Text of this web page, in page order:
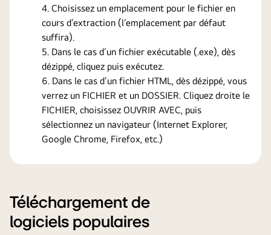
Choisissez un emplacement pour le fichier en
cours d’extraction (l’emplacement par défaut
suffira).
Dans le cas d’un fichier exécutable (.exe), dès
dézippé, cliquez puis exécutez.
Dans le cas d’un fichier HTML, dès dézippé, vous
verrez un FICHIER et un DOSSIER. Cliquez droite le
FICHIER, choisissez OUVRIR AVEC, puis
sélectionnez un navigateur (Internet Explorer,
Google Chrome, Firefox, etc.)
Téléchargement de
logiciels populaires